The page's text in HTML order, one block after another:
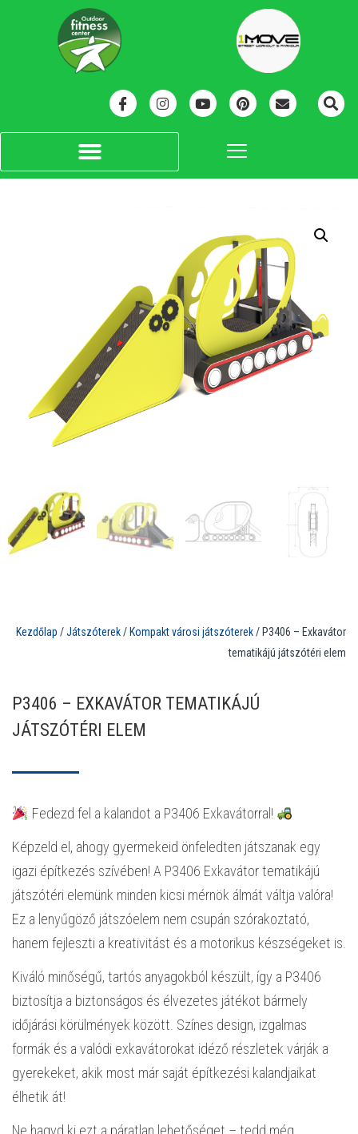
Kezdőlap /Játszóterek/ Kompakt városi játszóterek/ P3406 – Exkavátor
tematikájú játszótéri elem
P3406 – EXKAVÁTOR TEMATIKÁJÚ
JÁTSZÓTÉRI ELEM
Fedezd fel a kalandot a P3406 Exkavátorral!
Képzeld el, ahogy gyermekeid önfeledten játszanak egy
igazi építkezés szívében! A P3406 Exkavátor tematikájú
játszótéri elemünk minden kicsi mérnök álmát váltja valóra!
Ez a lenyűgöző játszóelem nem csupán szórakoztató,
hanem fejleszti a kreativitást és a motorikus készségeket is.
Kiváló minőségű, tartós anyagokból készült, így a P3406
biztosítja a biztonságos és élvezetes játékot bármely
időjárási körülmények között. Színes design, izgalmas
formák és a valódi exkavátorokat idéző részletek várják a
gyerekeket, akik most már saját építkezési kalandjaikat
élhetik át!
Ne hagyd ki ezt a páratlan lehetőséget – tedd még